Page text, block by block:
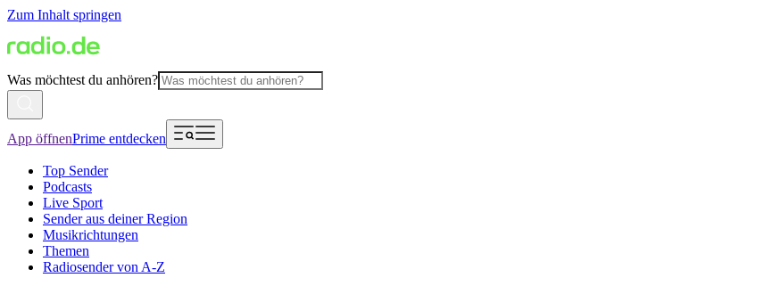
Zum Inhalt springen
Was möchtest du anhören?
App öffnenPrime entdecken
Top Sender
Podcasts
Live Sport
Sender aus deiner Region
Musikrichtungen
Themen
Radiosender von A-Z